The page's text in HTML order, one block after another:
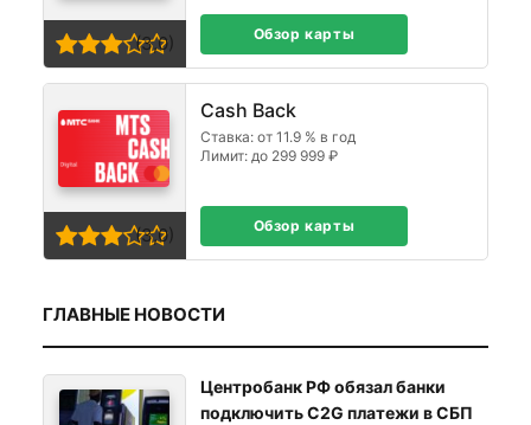
(3,0) Обзор карты
Cash Back
Ставка: от 11.9 % в год
Лимит: до 299 999 ₽
(3,0) Обзор карты
ГЛАВНЫЕ НОВОСТИ
Центробанк РФ обязал банки
подключить C2G платежи в СБП